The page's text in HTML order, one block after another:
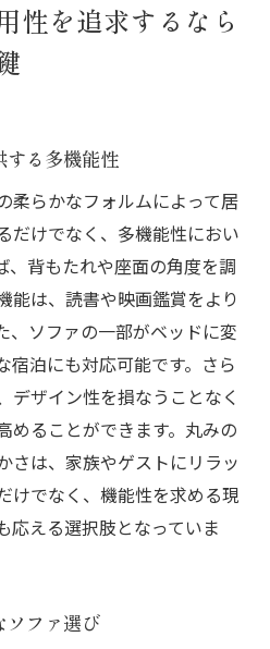
性を追求するなら
する多機能性
柔らかなフォルムによって居
だけでなく、多機能性におい
、背もたれや座面の角度を調
能は、読書や映画鑑賞をより
、ソファの一部がベッドに変
宿泊にも対応可能です。さら
デザイン性を損なうことなく
めることができます。丸みの
さは、家族やゲストにリラッ
けでなく、機能性を求める現
応える選択肢となっていま
ソファ選び